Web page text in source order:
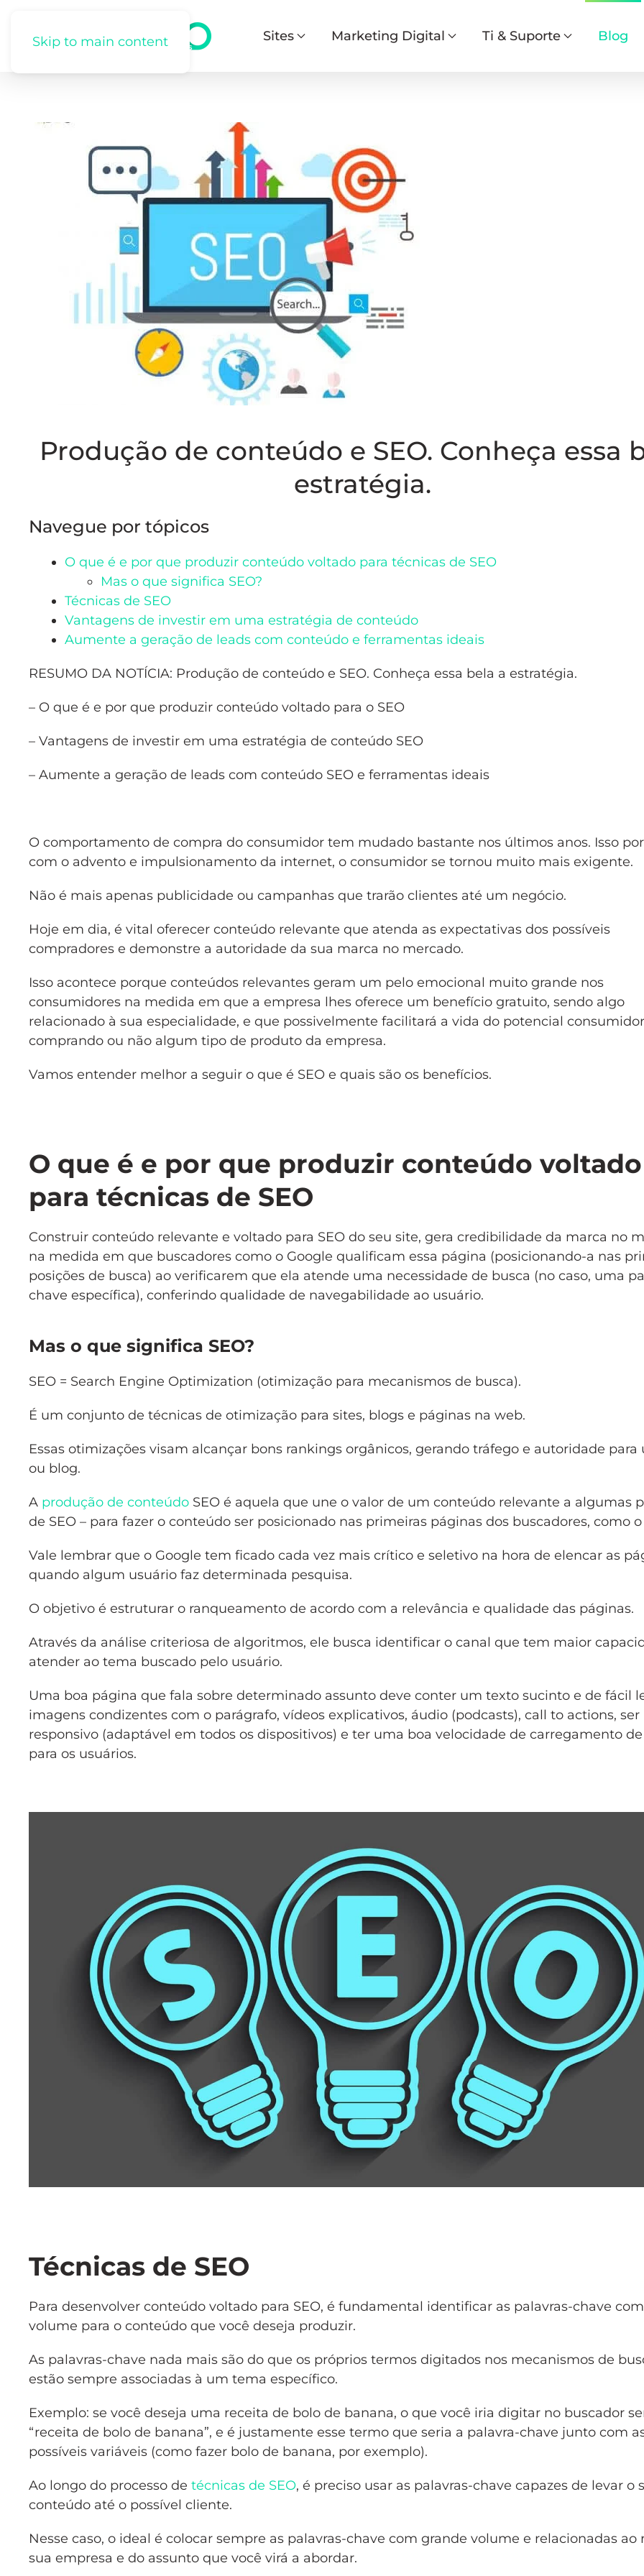
Skip to main content Sites Marketing Digital Ti & Suporte Blog
Produção de conteúdo e SEO. Conheça essa
estratégia.
Navegue por tópicos
O que é e por que produzir conteúdo voltado para técnicas de SEO
Mas o que significa SEO?
Técnicas de SEO
Vantagens de investir em uma estratégia de conteúdo
Aumente a geração de leads com conteúdo e ferramentas ideais
RESUMO DA NOTÍCIA: Produção de conteúdo e SEO. Conheça essa bela a estratégia.
– O que é e por que produzir conteúdo voltado para o SEO
– Vantagens de investir em uma estratégia de conteúdo SEO
– Aumente a geração de leads com conteúdo SEO e ferramentas ideais
O comportamento de compra do consumidor tem mudado bastante nos últimos anos. Isso
com o advento e impulsionamento da internet, o consumidor se tornou muito mais exigente.
Não é mais apenas publicidade ou campanhas que trarão clientes até um negócio.
Hoje em dia, é vital oferecer conteúdo relevante que atenda as expectativas dos possíveis
compradores e demonstre a autoridade da sua marca no mercado.
Isso acontece porque conteúdos relevantes geram um pelo emocional muito grande nos
consumidores na medida em que a empresa lhes oferece um benefício gratuito, sendo algo
relacionado à sua especialidade, e que possivelmente facilitará a vida do potencial
comprando ou não algum tipo de produto da empresa.
Vamos entender melhor a seguir o que é SEO e quais são os benefícios.
O que é e por que produzir conteúdo voltado
para técnicas de SEO
Construir conteúdo relevante e voltado para SEO do seu site, gera credibilidade da marca no
na medida em que buscadores como o Google qualificam essa página (posicionando-a nas
posições de busca) ao verificarem que ela atende uma necessidade de busca (no caso, uma
chave específica), conferindo qualidade de navegabilidade ao usuário.
Mas o que significa SEO?
SEO = Search Engine Optimization (otimização para mecanismos de busca).
É um conjunto de técnicas de otimização para sites, blogs e páginas na web.
Essas otimizações visam alcançar bons rankings orgânicos, gerando tráfego e autoridade para
ou blog.
A produção de conteúdo SEO é aquela que une o valor de um conteúdo relevante a algumas
de SEO – para fazer o conteúdo ser posicionado nas primeiras páginas dos buscadores, como
Vale lembrar que o Google tem ficado cada vez mais crítico e seletivo na hora de elencar as
quando algum usuário faz determinada pesquisa.
O objetivo é estruturar o ranqueamento de acordo com a relevância e qualidade das páginas.
Através da análise criteriosa de algoritmos, ele busca identificar o canal que tem maior
atender ao tema buscado pelo usuário.
Uma boa página que fala sobre determinado assunto deve conter um texto sucinto e de fácil
imagens condizentes com o parágrafo, vídeos explicativos, áudio (podcasts), call to actions, ser
responsivo (adaptável em todos os dispositivos) e ter uma boa velocidade de carregamento
para os usuários.
Técnicas de SEO
Para desenvolver conteúdo voltado para SEO, é fundamental identificar as palavras-chave
volume para o conteúdo que você deseja produzir.
As palavras-chave nada mais são do que os próprios termos digitados nos mecanismos de
estão sempre associadas à um tema específico.
Exemplo: se você deseja uma receita de bolo de banana, o que você iria digitar no buscador
“receita de bolo de banana”, e é justamente esse termo que seria a palavra-chave junto com
possíveis variáveis (como fazer bolo de banana, por exemplo).
Ao longo do processo de técnicas de SEO, é preciso usar as palavras-chave capazes de levar o
conteúdo até o possível cliente.
Nesse caso, o ideal é colocar sempre as palavras-chave com grande volume e relacionadas ao
sua empresa e do assunto que você virá a abordar.